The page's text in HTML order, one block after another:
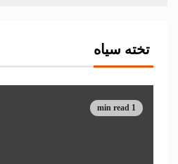
تخته سیاه
1 min read